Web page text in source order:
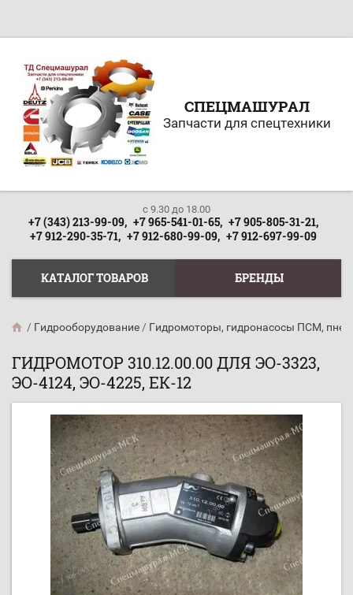
СПЕЦМАШУРАЛ
Запчасти для спецтехники
c 9.30 до 18.00
+7 (343) 213-99-09, +7 965-541-01-65, +7 905-805-31-21,
+7 912-290-35-71, +7 912-680-99-09, +7 912-697-99-09
КАТАЛОГ ТОВАРОВ БРЕНДЫ
/ Гидрооборудование / Гидромоторы, гидронасосы ПСМ,
ГИДРОМОТОР 310.12.00.00 ДЛЯ ЭО-3323,
ЭО-4124, ЭО-4225, ЕК-12